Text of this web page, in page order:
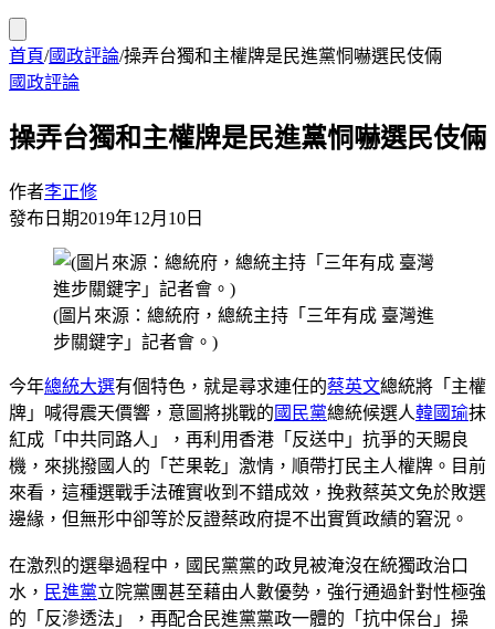
首頁/國政評論/操弄台獨和主權牌是民進黨恫嚇選民伎倆
國政評論
操弄台獨和主權牌是民進黨恫嚇選民伎倆
作者李正修
發布日期2019年12月10日
(圖片來源：總統府，總統主持「三年有成 臺灣進
步關鍵字」記者會。)
今年總統大選有個特色，就是尋求連任的蔡英文總統將「主權
牌」喊得震天價響，意圖將挑戰的 國民黨總統候選人韓國瑜抹
紅成「中共同路人」，再利用香港「反送中」抗爭的天賜良
機，來挑撥國人的「芒果乾」激情，順帶打民主人權牌。目前
來看，這種選戰手法確實收到不錯成效，挽救蔡英文免於敗選
邊緣，但無形中卻等於反證蔡政府提不出實質政績的窘況。
在激烈的選舉過程中，國民黨黨的政見被淹沒在統獨政治口
水， 民進黨立院黨團甚至藉由人數優勢，強行通過針對性極強
的「反滲透法」，再配合民進黨黨政一體的「抗中保台」操